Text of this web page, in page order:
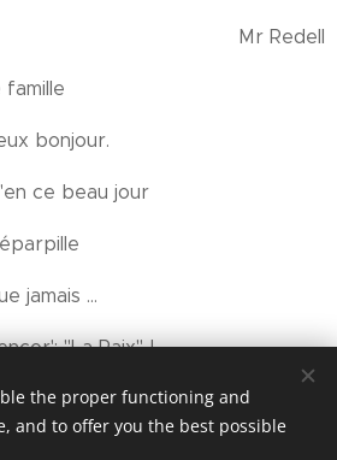
Mr Redell
bonjour.
ce beau jour
jamais ...
"La Paix" !
the proper functioning and
and to offer you the best possible